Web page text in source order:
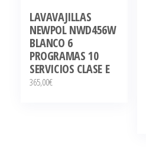
LAVAVAJILLAS
NEWPOL NWD456W
BLANCO 6
PROGRAMAS 10
SERVICIOS CLASE E
365,00€